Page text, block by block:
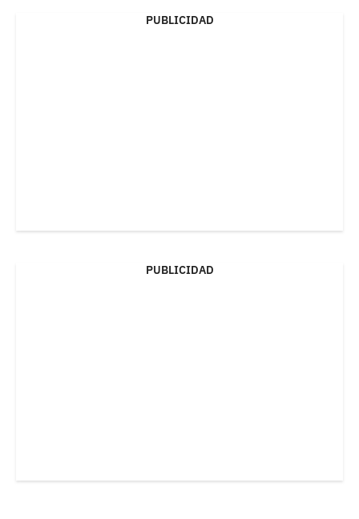
PUBLICIDAD
PUBLICIDAD